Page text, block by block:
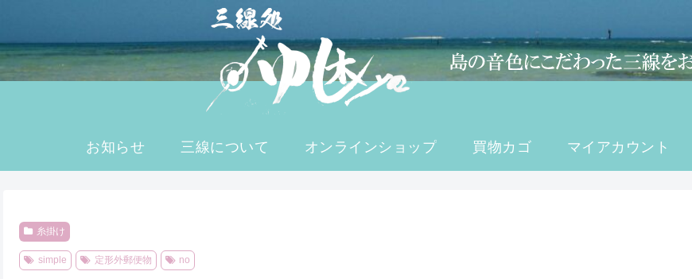
キ
お知らせ 三線について オンラインショップ 買物カゴ マイアカウント
糸掛け
simple 定形外郵便物 no